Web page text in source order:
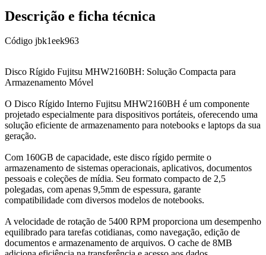
Descrição e ficha técnica
Código jbk1eek963
Disco Rígido Fujitsu MHW2160BH: Solução Compacta para
Armazenamento Móvel
O Disco Rígido Interno Fujitsu MHW2160BH é um componente
projetado especialmente para dispositivos portáteis, oferecendo uma
solução eficiente de armazenamento para notebooks e laptops da sua
geração.
Com 160GB de capacidade, este disco rígido permite o
armazenamento de sistemas operacionais, aplicativos, documentos
pessoais e coleções de mídia. Seu formato compacto de 2,5
polegadas, com apenas 9,5mm de espessura, garante
compatibilidade com diversos modelos de notebooks.
A velocidade de rotação de 5400 RPM proporciona um desempenho
equilibrado para tarefas cotidianas, como navegação, edição de
documentos e armazenamento de arquivos. O cache de 8MB